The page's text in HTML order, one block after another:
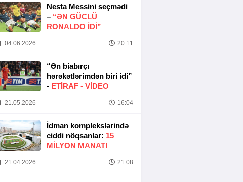
Nesta Messini seçmədi
– “ƏN GÜCLÜ
RONALDO IDI”
04.06.2026 20:11
“Ən biabırçı
hərəkətlərimdən biri idi”
- ETIRAF - VİDEO
21.05.2026 16:04
İdman komplekslərində
ciddi nöqsanlar: 15
MILYON MANAT!
21.04.2026 21:08